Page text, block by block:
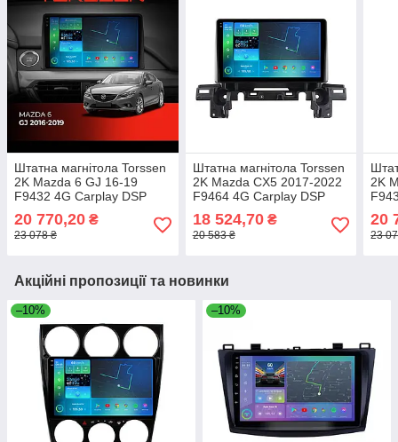
Штатна магнітола Torssen
2K Mazda 6 GJ 16-19
F9432 4G Carplay DSP
20 770,20 ₴
23 078 ₴
Штатна магнітола Torssen
2K Mazda CX5 2017-2022
F9464 4G Carplay DSP
18 524,70₴
20 583 ₴
2K
20
23
Акційні пропозиції та новинки
–10% –10%